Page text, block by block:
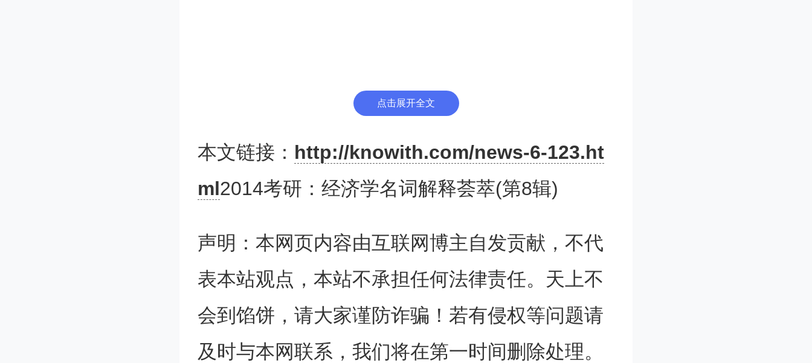
72.规模收益递增(increasing returns to sc
ale)
如果所有投入品的数量都以相同的百分数增
加，并导致产量增加的百分数大于该百分数，就
是规模收益递增的。
点击展开全文
本文链接： http://knowith.com/news-6-123.ht
ml2014考研：经济学名词解释荟萃(第8辑)
声明：本网页内容由互联网博主自发贡献，不代
表本站观点，本站不承担任何法律责任。天上不
会到馅饼，请大家谨防诈骗！若有侵权等问题请
及时与本网联系，我们将在第一时间删除处理。